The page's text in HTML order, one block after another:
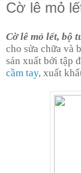
Cờ lê mỏ
Cờ lê mỏ lết, bộ
cho sửa chữa và
sản xuất bởi tập
cầm tay, xuất